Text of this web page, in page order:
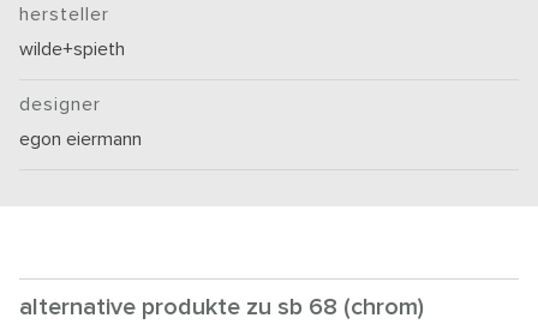
hersteller
wilde+spieth
designer
egon eiermann
alternative produkte zu sb 68 (chrom)